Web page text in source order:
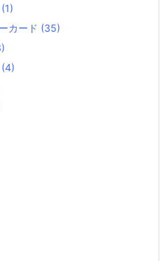
(1)
カード (35)
(4)